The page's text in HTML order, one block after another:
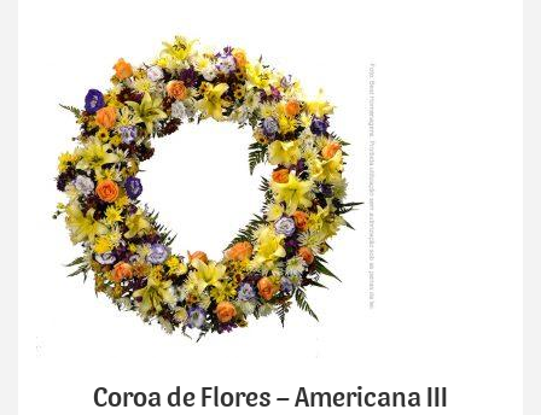
Coroa de Flores – Americana III